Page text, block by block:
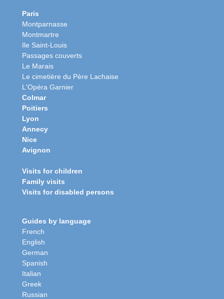
Paris
Montparnasse
Montmartre
Ile Saint-Louis
Passages couverts
Le Marais
Le cimetière du Père Lachaise
L'Opéra Garnier
Colmar
Poitiers
Lyon
Annecy
Nice
Avignon
Visits for children
Family visits
Visits for disabled persons
Guides by language
French
English
German
Spanish
Italian
Greek
Russian